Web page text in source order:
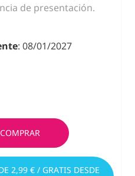
de presentación.
: 08/01/2027
COMPRAR
2,99 € / GRATIS DESDE